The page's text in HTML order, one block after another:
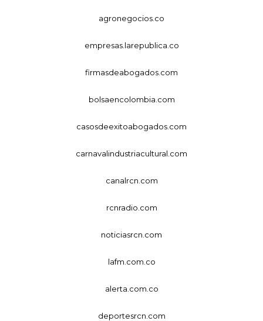
agronegocios.co
empresas.larepublica.co
firmasdeabogados.com
bolsaencolombia.com
casosdeexitoabogados.com
carnavalindustriacultural.com
canalrcn.com
rcnradio.com
noticiasrcn.com
lafm.com.co
alerta.com.co
deportesrcn.com